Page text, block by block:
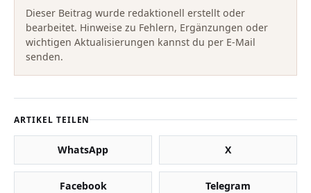
Dieser Beitrag wurde redaktionell erstellt oder
bearbeitet. Hinweise zu Fehlern, Ergänzungen oder
wichtigen Aktualisierungen kannst du per E-Mail
senden.
ARTIKEL TEILEN
WhatsApp X
Facebook Telegram